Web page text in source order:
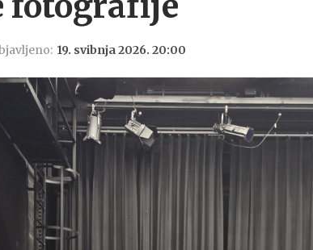
19. svibnja 2026. 20:00